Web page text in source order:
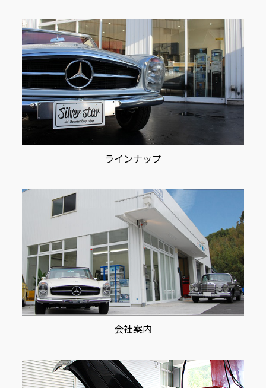
ン
ラインナップ
会社案内